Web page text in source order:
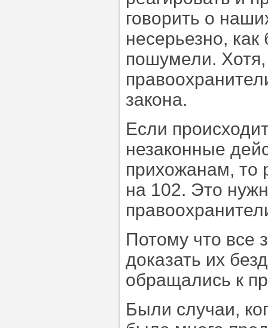
говорить о
несерьезно,
пошумели. Хотя,
закона.
Если
незаконные
прихожанам, то
на 102. Это
Потому что все
доказать их
обращались к
Были случаи,